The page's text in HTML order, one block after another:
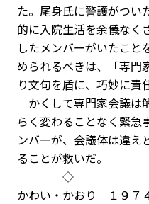
た。尾身氏に警護がつい
的に入院生活を余儀なく
したメンバーがいたこと
められるべきは、「専門
り文句を盾に、巧妙に責
かくして専門家会議は
らく変わることなく緊急
ンバーが、会議体は違え
ることが救いだ。
◇
かわい・かおり １９７